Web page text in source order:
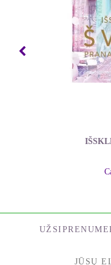
nedelsdamas, bet tuo
Pateikiu savo paties
ir įsisąmonintą
šio laikmečio